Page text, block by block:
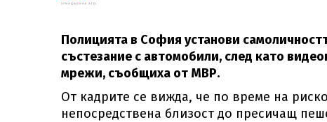
Полицията в София установи
състезание с автомобили, след като
мрежи, съобщиха от МВР.
От кадрите се вижда, че по време на
непосредствена близост до пресичащ